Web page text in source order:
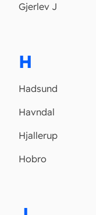
Gjerlev J
H
Hadsund
Havndal
Hjallerup
Hobro